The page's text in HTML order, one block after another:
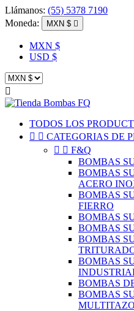
Llámanos: (55) 5378 7190
Moneda:
MXN $ 
MXN $
USD $

TODOS LOS
  CATEGORIAS DE
  F&Q
BOMBAS
BOMBAS
ACERO
BOMBAS
FIERRO
BOMBAS
BOMBAS
BOMBAS
BOMBAS
BOMBAS
BOMBAS